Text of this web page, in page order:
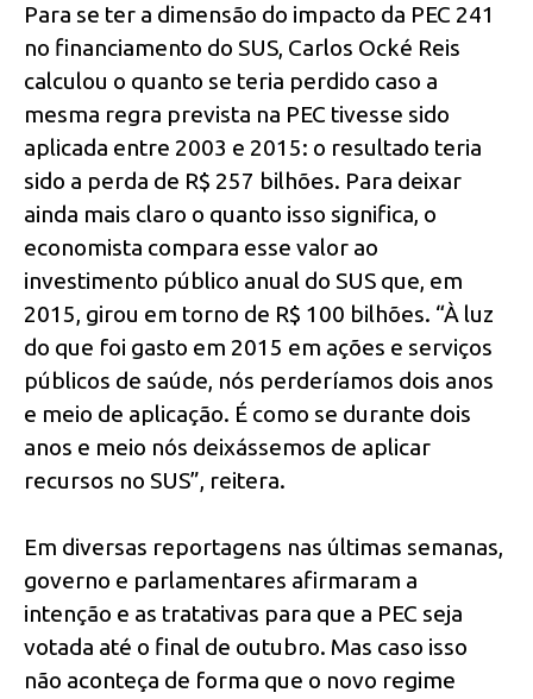
Para se ter a dimensão do impacto da PEC 241
no financiamento do SUS, Carlos Ocké Reis
calculou o quanto se teria perdido caso a
mesma regra prevista na PEC tivesse sido
aplicada entre 2003 e 2015: o resultado teria
sido a perda de R$ 257 bilhões. Para deixar
ainda mais claro o quanto isso significa, o
economista compara esse valor ao
investimento público anual do SUS que, em
2015, girou em torno de R$ 100 bilhões. “À luz
do que foi gasto em 2015 em ações e serviços
públicos de saúde, nós perderíamos dois anos
e meio de aplicação. É como se durante dois
anos e meio nós deixássemos de aplicar
recursos no SUS”, reitera.
Em diversas reportagens nas últimas semanas,
governo e parlamentares afirmaram a
intenção e as tratativas para que a PEC seja
votada até o final de outubro. Mas caso isso
não aconteça de forma que o novo regime